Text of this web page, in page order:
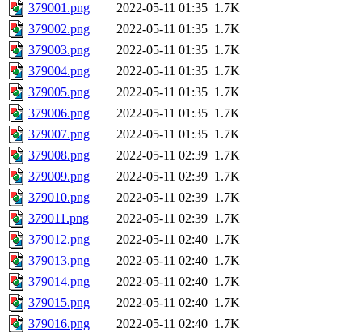
379001.png
2022-05-11 01:35 1.7K
379002.png
2022-05-11 01:35 1.7K
379003.png
2022-05-11 01:35 1.7K
379004.png
2022-05-11 01:35 1.7K
379005.png
2022-05-11 01:35 1.7K
379006.png
2022-05-11 01:35 1.7K
379007.png
2022-05-11 01:35 1.7K
379008.png
2022-05-11 02:39 1.7K
379009.png
2022-05-11 02:39 1.7K
379010.png
2022-05-11 02:39 1.7K
379011.png
2022-05-11 02:39 1.7K
379012.png
2022-05-11 02:40 1.7K
379013.png
2022-05-11 02:40 1.7K
379014.png
2022-05-11 02:40 1.7K
379015.png
2022-05-11 02:40 1.7K
379016.png
2022-05-11 02:40 1.7K